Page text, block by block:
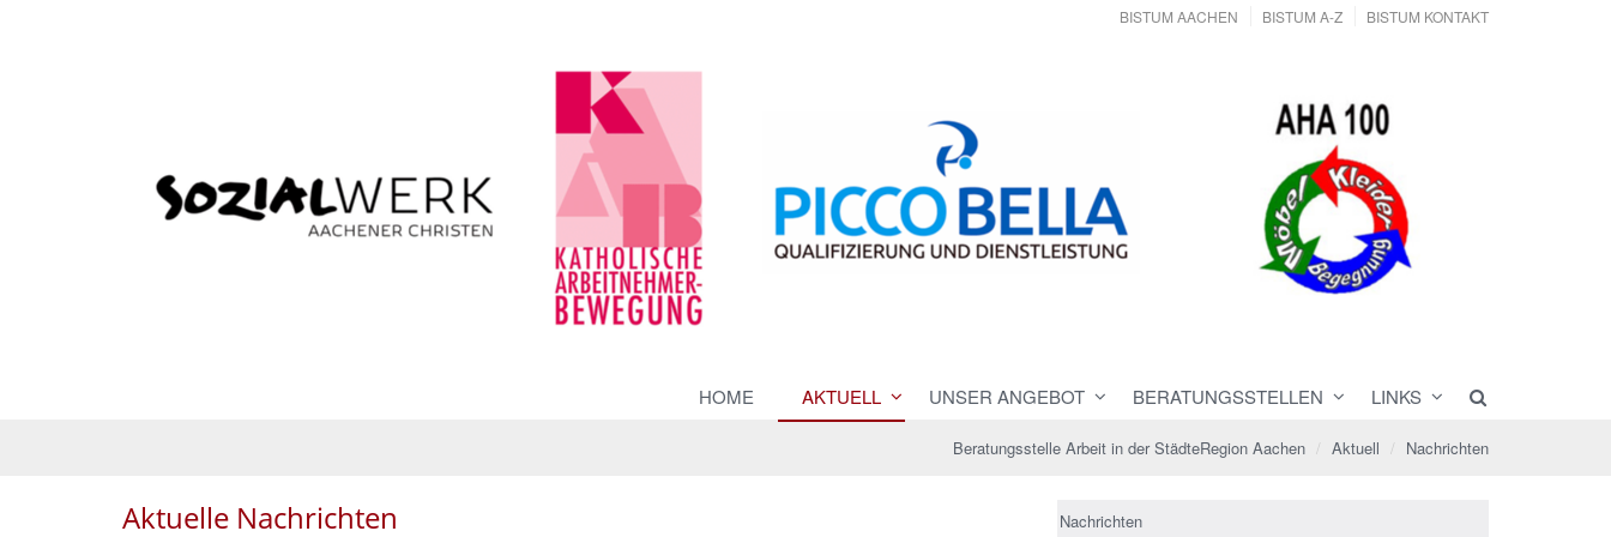
BISTUM AACHEN BISTUM A-Z BISTUM KONTAKT
HOME AKTUELL UNSER ANGEBOT BERATUNGSSTELLEN LINKS
Beratungsstelle Arbeit in der StädteRegion Aachen Aktuell Nachrichten
Aktuelle Nachrichten Nachrichten